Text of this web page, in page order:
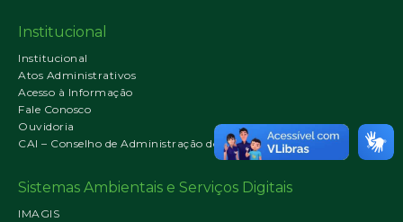
Institucional
Institucional
Atos Administrativos
Acesso à Informação
Fale Conosco
Ouvidoria
CAI – Conselho de Administração do IMA
Sistemas Ambientais e Serviços Digitais
IMAGIS